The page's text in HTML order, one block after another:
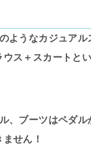
ようなカジュアル
ス＋スカートと
、ブーツはペダル
せん！